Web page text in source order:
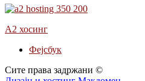
А2 хосинг
Фејсбук
Сите права задржани ©